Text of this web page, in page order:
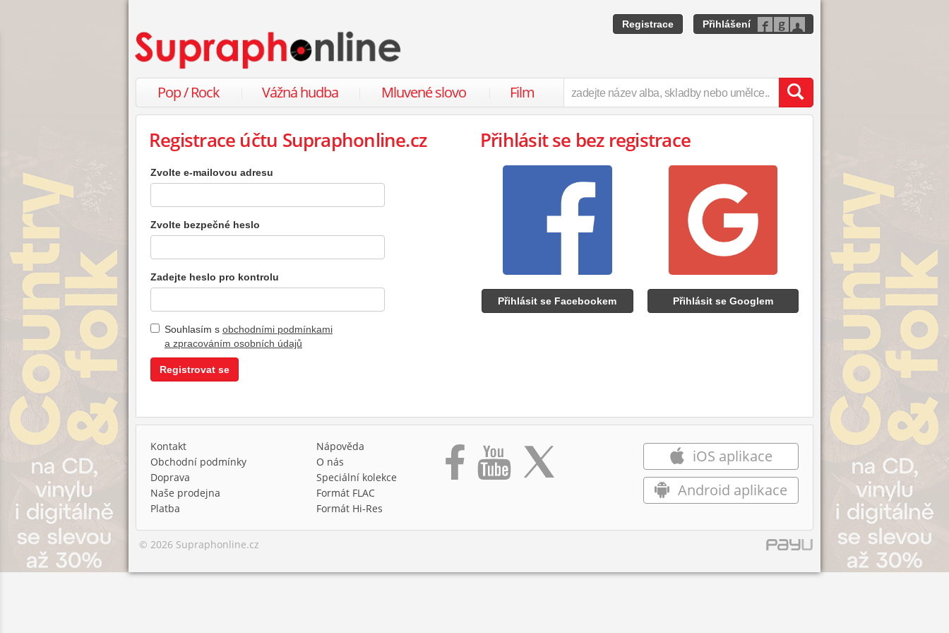
Registrace Přihlášení
Pop / Rock Vážná hudba Mluvené slovo Film
Registrace účtu Supraphonline.cz
Zvolte e-mailovou adresu
Zvolte bezpečné heslo
Zadejte heslo pro kontrolu
Souhlasím s obchodními podmínkami
a zpracováním osobních údajů
Registrovat se
Přihlásit se bez registrace
Přihlásit se Facebookem Přihlásit se Googlem
Kontakt
Obchodní podmínky
Doprava
Naše prodejna
Platba
Nápověda
O nás
Speciální kolekce
Formát FLAC
Formát Hi‑Res
iOS aplikace
Android aplikace
© 2026 Supraphonline.cz